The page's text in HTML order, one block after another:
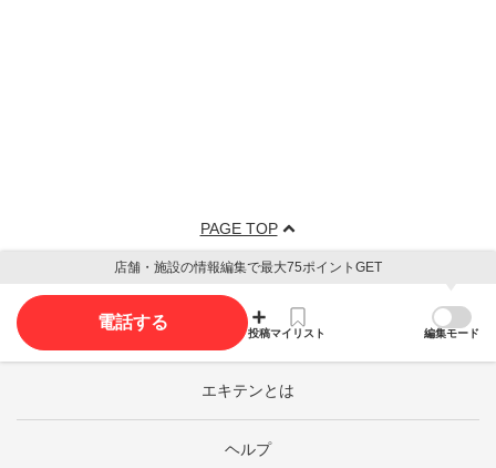
PAGE TOP
店舗・施設の情報編集で最大75ポイントGET
電話する
投稿マイリスト 編集モード
エキテンとは
ヘルプ